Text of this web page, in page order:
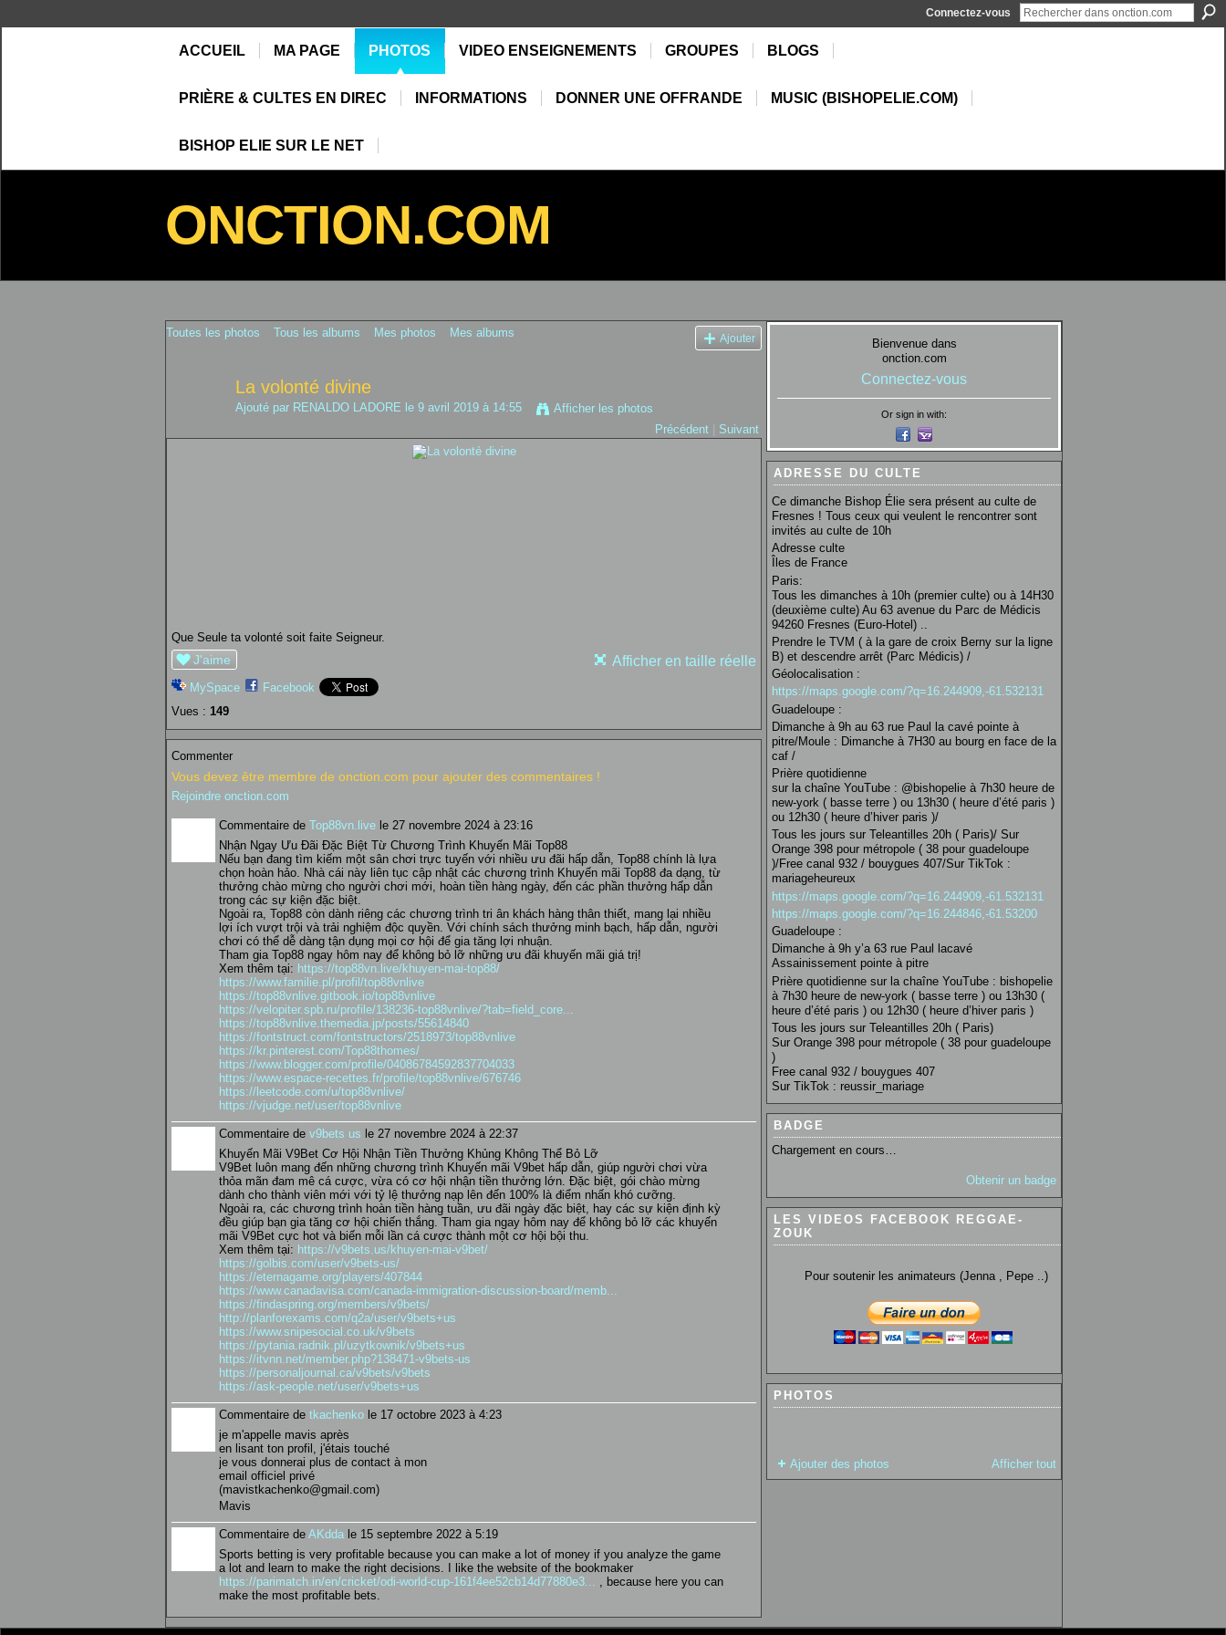
Connectez-vous
ACCUEIL MA PAGE PHOTOS VIDEO ENSEIGNEMENTS GROUPES BLOGS
PRIÈRE & CULTES EN DIREC INFORMATIONS DONNER UNE OFFRANDE MUSIC (BISHOPELIE.COM)
BISHOP ELIE SUR LE NET
ONCTION.COM
Toutes les photos Tous les albums Mes photos Mes albums Ajouter
La volonté divine
Ajouté par RENALDO LADORE le 9 avril 2019 à 14:55
Afficher les photos
Précédent
Suivant
Que Seule ta volonté soit faite Seigneur.
J'aime
MySpace
Facebook
Vues : 149
Afficher en taille réelle
Commenter
Vous devez être membre de onction.com pour ajouter des commentaires !
Rejoindre onction.com
Commentaire de Top88vn.live le 27 novembre 2024 à 23:16
Nhận Ngay Ưu Đãi Đặc Biệt Từ Chương Trình Khuyến Mãi Top88
Nếu bạn đang tìm kiếm một sân chơi trực tuyến với nhiều ưu đãi hấp dẫn, Top88 chính là lựa
chọn hoàn hảo. Nhà cái này liên tục cập nhật các chương trình Khuyến mãi Top88 đa dạng, từ
thưởng chào mừng cho người chơi mới, hoàn tiền hàng ngày, đến các phần thưởng hấp dẫn
trong các sự kiện đặc biệt.
Ngoài ra, Top88 còn dành riêng các chương trình tri ân khách hàng thân thiết, mang lại nhiều
lợi ích vượt trội và trải nghiệm độc quyền. Với chính sách thưởng minh bạch, hấp dẫn, người
chơi có thể dễ dàng tận dụng mọi cơ hội để gia tăng lợi nhuận.
Tham gia Top88 ngay hôm nay để không bỏ lỡ những ưu đãi khuyến mãi giá trị!
Xem thêm tại: https://top88vn.live/khuyen-mai-top88/
https://www.familie.pl/profil/top88vnlive
https://top88vnlive.gitbook.io/top88vnlive
https://velopiter.spb.ru/profile/138236-top88vnlive/?tab=field_core...
https://top88vnlive.themedia.jp/posts/55614840
https://fontstruct.com/fontstructors/2518973/top88vnlive
https://kr.pinterest.com/Top88thomes/
https://www.blogger.com/profile/04086784592837704033
https://www.espace-recettes.fr/profile/top88vnlive/676746
https://leetcode.com/u/top88vnlive/
https://vjudge.net/user/top88vnlive
Commentaire de v9bets us le 27 novembre 2024 à 22:37
Khuyến Mãi V9Bet Cơ Hội Nhận Tiền Thưởng Khủng Không Thể Bỏ Lỡ
V9Bet luôn mang đến những chương trình Khuyến mãi V9bet hấp dẫn, giúp người chơi vừa
thỏa mãn đam mê cá cược, vừa có cơ hội nhận tiền thưởng lớn. Đặc biệt, gói chào mừng
dành cho thành viên mới với tỷ lệ thưởng nạp lên đến 100% là điểm nhấn khó cưỡng.
Ngoài ra, các chương trình hoàn tiền hàng tuần, ưu đãi ngày đặc biệt, hay các sự kiện định kỳ
đều giúp bạn gia tăng cơ hội chiến thắng. Tham gia ngay hôm nay để không bỏ lỡ các khuyến
mãi V9Bet cực hot và biến mỗi lần cá cược thành một cơ hội bội thu.
Xem thêm tại: https://v9bets.us/khuyen-mai-v9bet/
https://golbis.com/user/v9bets-us/
https://eternagame.org/players/407844
https://www.canadavisa.com/canada-immigration-discussion-board/memb...
https://findaspring.org/members/v9bets/
http://planforexams.com/q2a/user/v9bets+us
https://www.snipesocial.co.uk/v9bets
https://pytania.radnik.pl/uzytkownik/v9bets+us
https://itvnn.net/member.php?138471-v9bets-us
https://personaljournal.ca/v9bets/v9bets
https://ask-people.net/user/v9bets+us
Commentaire de tkachenko le 17 octobre 2023 à 4:23
je m'appelle mavis après
en lisant ton profil, j'étais touché
je vous donnerai plus de contact à mon
email officiel privé
(mavistkachenko@gmail.com)
Mavis
Commentaire de AKdda le 15 septembre 2022 à 5:19
Sports betting is very profitable because you can make a lot of money if you analyze the game
a lot and learn to make the right decisions. I like the website of the bookmaker
https://parimatch.in/en/cricket/odi-world-cup-161f4ee52cb14d77880e3... , because here you can
make the most profitable bets.
Bienvenue dans
onction.com
Connectez-vous
Or sign in with:
ADRESSE DU CULTE
Ce dimanche Bishop Élie sera présent au culte de
Fresnes ! Tous ceux qui veulent le rencontrer sont
invités au culte de 10h
Adresse culte
Îles de France
Paris:
Tous les dimanches à 10h (premier culte) ou à 14H30
(deuxième culte) Au 63 avenue du Parc de Médicis
94260 Fresnes (Euro-Hotel) ..
Prendre le TVM ( à la gare de croix Berny sur la ligne
B) et descendre arrêt (Parc Médicis) /
Géolocalisation :
https://maps.google.com/?q=16.244909,-61.532131
Guadeloupe :
Dimanche à 9h au 63 rue Paul la cavé pointe à
pitre/Moule : Dimanche à 7H30 au bourg en face de la
caf /
Prière quotidienne
sur la chaîne YouTube : @bishopelie à 7h30 heure de
new-york ( basse terre ) ou 13h30 ( heure d’été paris )
ou 12h30 ( heure d’hiver paris )/
Tous les jours sur Teleantilles 20h ( Paris)/ Sur
Orange 398 pour métropole ( 38 pour guadeloupe
)/Free canal 932 / bouygues 407/Sur TikTok :
mariageheureux
https://maps.google.com/?q=16.244909,-61.532131
https://maps.google.com/?q=16.244846,-61.53200
Guadeloupe :
Dimanche à 9h y’a 63 rue Paul lacavé
Assainissement pointe à pitre
Prière quotidienne sur la chaîne YouTube : bishopelie
à 7h30 heure de new-york ( basse terre ) ou 13h30 (
heure d’été paris ) ou 12h30 ( heure d’hiver paris )
Tous les jours sur Teleantilles 20h ( Paris)
Sur Orange 398 pour métropole ( 38 pour guadeloupe
)
Free canal 932 / bouygues 407
Sur TikTok : reussir_mariage
BADGE
Chargement en cours…
Obtenir un badge
LES VIDEOS FACEBOOK REGGAE-
ZOUK
Pour soutenir les animateurs (Jenna , Pepe ..)
PHOTOS
Ajouter des photos Afficher tout